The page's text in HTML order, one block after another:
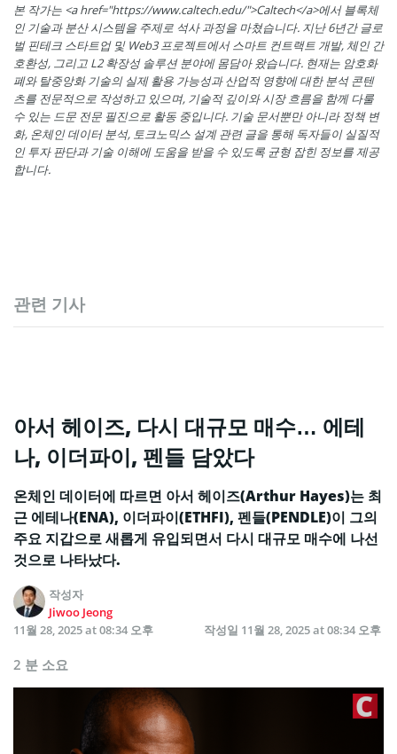
본 작가는 <a href="https://www.caltech.edu/">Caltech</a>에서 블록체
인 기술과 분산 시스템을 주제로 석사 과정을 마쳤습니다. 지난 6년간 글로
벌 핀테크 스타트업 및 Web3 프로젝트에서 스마트 컨트랙트 개발, 체인 간
호환성, 그리고 L2 확장성 솔루션 분야에 몸담아 왔습니다. 현재는 암호화
폐와 탈중앙화 기술의 실제 활용 가능성과 산업적 영향에 대한 분석 콘텐
츠를 전문적으로 작성하고 있으며, 기술적 깊이와 시장 흐름을 함께 다룰
수 있는 드문 전문 필진으로 활동 중입니다. 기술 문서뿐만 아니라 정책 변
화, 온체인 데이터 분석, 토크노믹스 설계 관련 글을 통해 독자들이 실질적
인 투자 판단과 기술 이해에 도움을 받을 수 있도록 균형 잡힌 정보를 제공
합니다.
관련 기사
아서 헤이즈, 다시 대규모 매수… 에테
나, 이더파이, 펜들 담았다
온체인 데이터에 따르면 아서 헤이즈(Arthur Hayes)는 최
근 에테나(ENA), 이더파이(ETHFI), 펜들(PENDLE)이 그의
주요 지갑으로 새롭게 유입되면서 다시 대규모 매수에 나선
것으로 나타났다.
작성자
Jiwoo Jeong
11월 28, 2025 at 08:34 오후
작성일 11월 28, 2025 at 08:34 오후
2 분 소요